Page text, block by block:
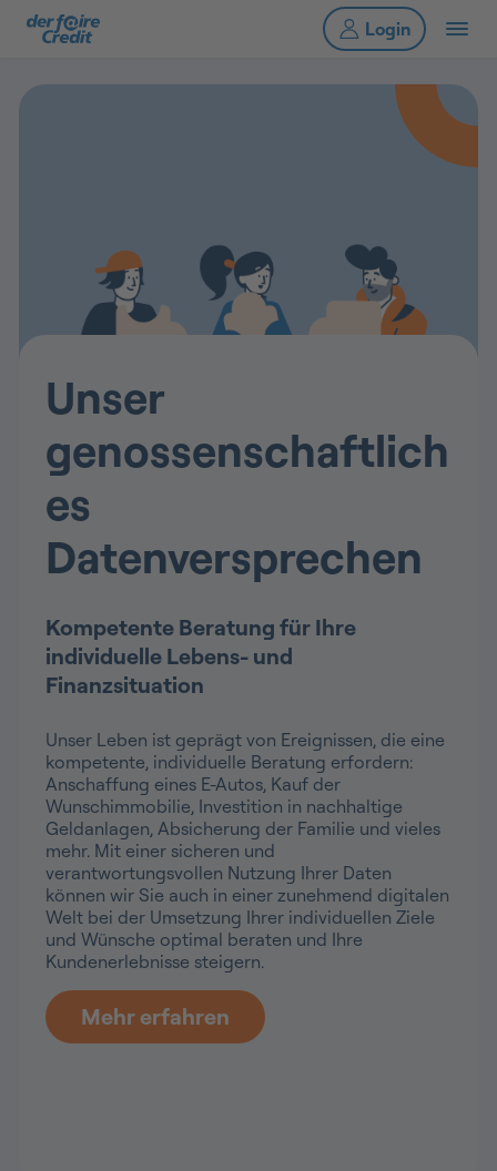
Unser
genossenschaftlich
es
Datenversprechen
Kompetente Beratung für Ihre
individuelle Lebens- und
Finanzsituation
Unser Leben ist geprägt von Ereignissen, die eine
kompetente, individuelle Beratung erfordern:
Anschaffung eines E-Autos, Kauf der
Wunschimmobilie, Investition in nachhaltige
Geldanlagen, Absicherung der Familie und vieles
mehr. Mit einer sicheren und
verantwortungsvollen Nutzung Ihrer Daten
können wir Sie auch in einer zunehmend digitalen
Welt bei der Umsetzung Ihrer individuellen Ziele
und Wünsche optimal beraten und Ihre
Kundenerlebnisse steigern.
Mehr erfahren